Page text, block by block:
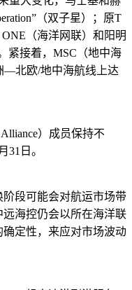
（双子星）；原T
（海洋网联）和阳明
紧接着，MSC（地中海
—北欧/地中海航线上达
）成员保持不
31日。
段可能会对航运市场带
海控仍会以所在海洋联
定性，来应对市场波动